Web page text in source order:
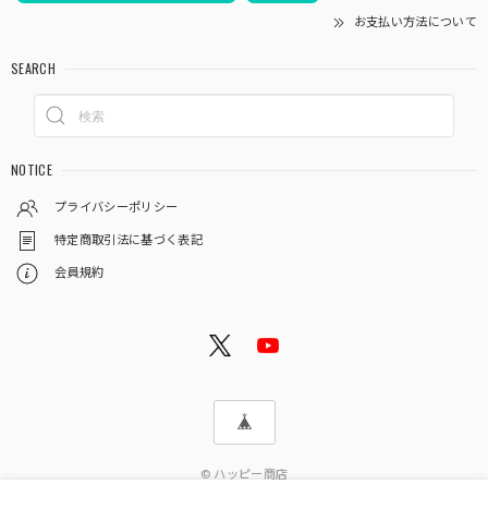
お支払い方法について
SEARCH
NOTICE
プライバシーポリシー
特定商取引法に基づく表記
会員規約
© ハッピー商店